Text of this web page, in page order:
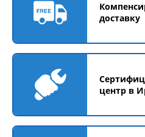
доставку
центр в